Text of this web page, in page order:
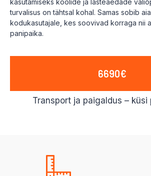
kasutamiseks koolide ja lasteaedade
turvalisus on tähtsal kohal. Samas sobib
kodukasutajale, kes soovivad korraga nii
panipaika.
6690€
Transport ja paigaldus – küsi